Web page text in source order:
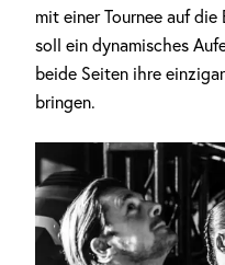
mit einer Tournee auf
soll ein dynamisches
beide Seiten ihre
bringen.